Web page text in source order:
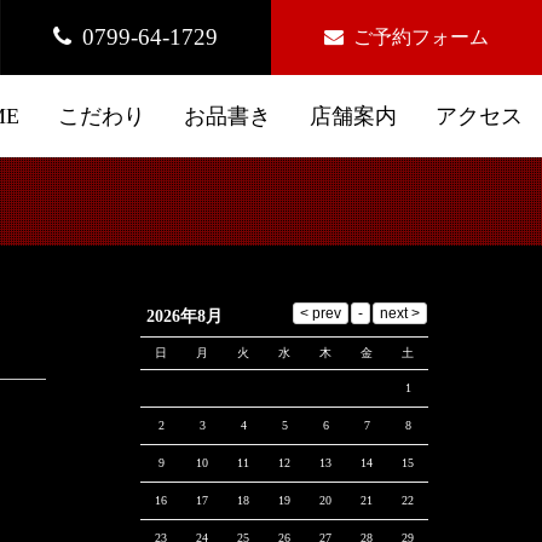
0799-64-1729 ご予約フォーム
こだわり お品書き 店舗案内 アクセス
2026年8月
日 月 火 水 木 金 土
1
2 3 4 5 6 7 8
9 10 11 12 13 14 15
16 17 18 19 20 21 22
23 24 25 26 27 28 29